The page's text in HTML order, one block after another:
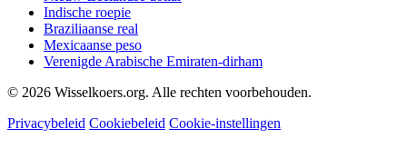
Indische roepie
Braziliaanse real
Mexicaanse peso
Verenigde Arabische Emiraten-dirham
© 2026 Wisselkoers.org. Alle rechten voorbehouden.
Privacybeleid Cookiebeleid Cookie-instellingen